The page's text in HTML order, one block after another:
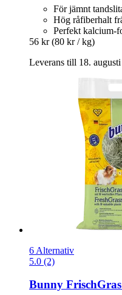
För jämnt
Hög råfiberhalt
Perfekt kalcium-
56 kr (80 kr / kg)
Leverans till 18. augusti
6 Alternativ
5.0 (2)
Bunny